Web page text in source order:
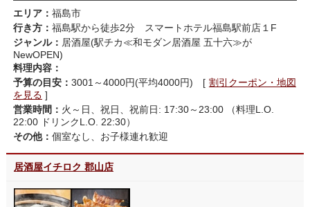
エリア： 福島市
行き方： 福島駅から徒歩2分 スマートホテル福島駅前店１F
ジャンル： 居酒屋(駅チカ≪和モダン居酒屋 五十六≫が
NewOPEN)
料理内容：
予算の目安： 3001～4000円(平均4000円) [ 割引クーポン・地図
を見る ]
営業時間： 火～日、祝日、祝前日: 17:30～23:00 （料理L.O.
22:00 ドリンクL.O. 22:30）
その他： 個室なし、お子様連れ歓迎
居酒屋イチロク 郡山店